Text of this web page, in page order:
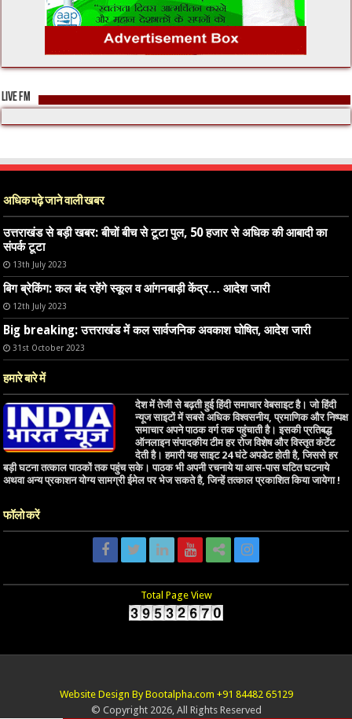
LIVE FM
अधिक पढ़े जाने वाली खबर
उत्तराखंड से बड़ी खबर: बीचों बीच से टूटा पुल, 50 हजार से अधिक की आबादी का
संपर्क टूटा
13th July 2023
बिग ब्रेकिंग: कल बंद रहेंगे स्कूल व आंगनबाड़ी केंद्र… आदेश जारी
12th July 2023
Big breaking: उत्तराखंड में कल सार्वजनिक अवकाश घोषित, आदेश जारी
31st October 2023
हमारे बारे में
देश में तेजी से बढ़ती हुई हिंदी समाचार वेबसाइट है। जो हिंदी
न्यूज साइटों में सबसे अधिक विश्वसनीय, प्रमाणिक और निष्पक्ष
समाचार अपने पाठक वर्ग तक पहुंचाती है। इसकी प्रतिबद्ध
ऑनलाइन संपादकीय टीम हर रोज विशेष और विस्तृत कंटेंट
देती है। हमारी यह साइट 24 घंटे अपडेट होती है, जिससे हर
बड़ी घटना तत्काल पाठकों तक पहुंच सके। पाठक भी अपनी रचनाये या आस-पास घटित घटनाये
अथवा अन्य प्रकाशन योग्य सामग्री ईमेल पर भेज सकते है, जिन्हें तत्काल प्रकाशित किया जायेगा !
फॉलो करें
Total Page View
Website Design By Bootalpha.com +91 84482 65129
© Copyright 2026, All Rights Reserved